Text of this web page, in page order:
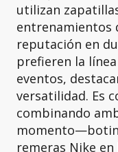
utilizan
entrenamientos
reputación en
prefieren la
eventos,
versatilidad. Es
combinando
remeras Nike